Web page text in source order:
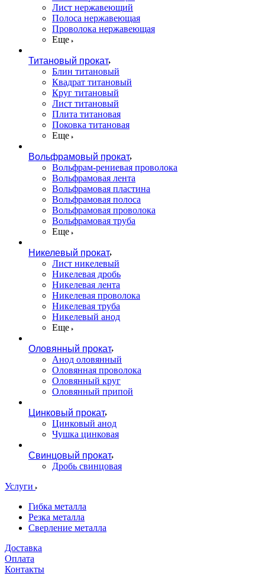
Лист нержавеющий
Полоса нержавеющая
Проволока нержавеющая
Еще
Титановый прокат
Блин титановый
Квадрат титановый
Круг титановый
Лист титановый
Плита титановая
Поковка титановая
Еще
Вольфрамовый прокат
Вольфрам-рениевая проволока
Вольфрамовая лента
Вольфрамовая пластина
Вольфрамовая полоса
Вольфрамовая проволока
Вольфрамовая труба
Еще
Никелевый прокат
Лист никелевый
Никелевая дробь
Никелевая лента
Никелевая проволока
Никелевая труба
Никелевый анод
Еще
Оловянный прокат
Анод оловянный
Оловянная проволока
Оловянный круг
Оловянный припой
Цинковый прокат
Цинковый анод
Чушка цинковая
Свинцовый прокат
Дробь свинцовая
Услуги
Гибка металла
Резка металла
Сверление металла
Доставка
Оплата
Контакты